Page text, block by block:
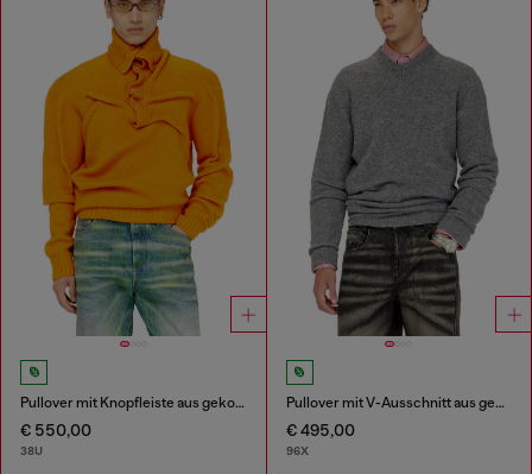
Pullover mit Knopfleiste aus gekochtem, geknittertem Strick
€ 550,00
38U
Pullover mit V-Ausschnitt aus gekochtem, geknittertem Strick
€ 495,00
96X